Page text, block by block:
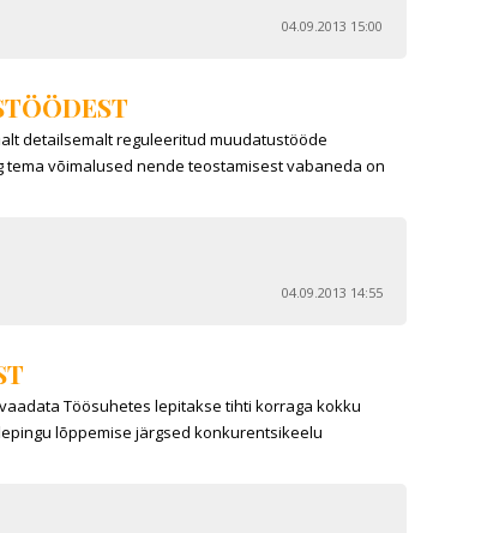
04.09.2013 15:00
detailsemalt reguleeritud muudatustööde
võimalused nende teostamisest vabaneda on
04.09.2013 14:55
Töösuhetes lepitakse tihti korraga kokku
lõppemise järgsed konkurentsikeelu